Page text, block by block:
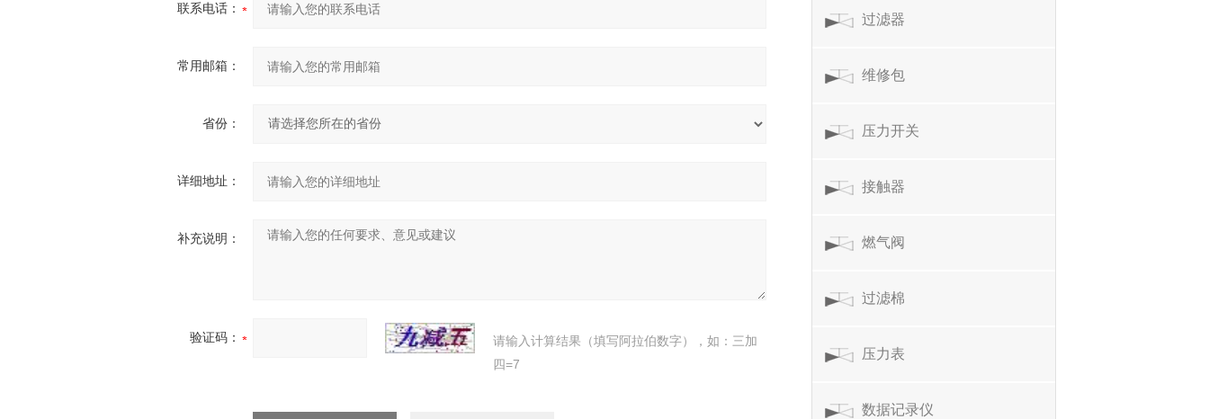
联系电话：
常用邮箱：
省份：
详细地址：
补充说明：
验证码：
请输入计算结果（填写阿拉伯数字），如：三加
四=7
过滤器
维修包
压力开关
接触器
燃气阀
过滤棉
压力表
数据记录仪